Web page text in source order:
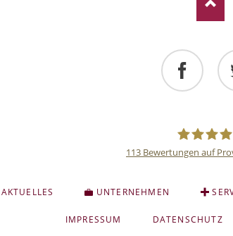
113 Bewertungen auf
AKTUELLES UNTERNEHMEN
ÜBERSPRINGEN
IMPRESSUM DATENSCHUTZ